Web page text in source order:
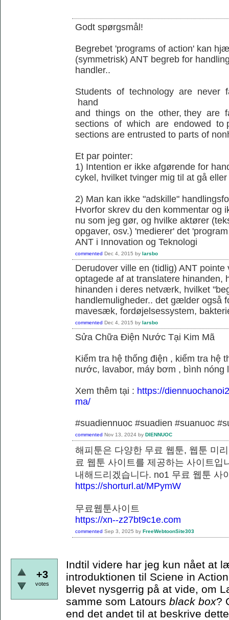
Godt spørgsmål!
Begrebet 'programs of action' kan
(symmetrisk) ANT begreb for
handler..
Students of technology are never
hand
and things on the other, they are
sections of which are endowed to
sections are entrusted to parts of
Et par pointer:
1) Intention er ikke afgørende for
cykel, hvilket tvinger mig til at gå
2) Man kan ikke "adskille"
Hvorfor skrev du den kommentar og
nu som jeg gør, og hvilke aktører
opgaver, osv.) 'medierer' det
ANT i Innovation og Teknologi
commented Dec 4, 2015 by larsbo
Derudover ville en (tidlig) ANT
optagede af at translatere hinanden,
hinanden i deres netværk, hvilket
handlemuligheder.. det gælder også
mavesæk, fordøjelsessystem,
commented Dec 4, 2015 by larsbo
Sửa Chữa Điện Nước Tại Kim Mã
Kiểm tra hệ thống điện , kiểm tra hệ
nước, lavabor, máy bơm , bình nóng
Xem thêm tại : https://
ma/
#suadiennuoc #suadien #suanuoc
commented Nov 13, 2024 by DIENNUOC
해피툰은 다양한 무료 웹툰, 웹툰 미
료 웹툰 사이트를 제공하는 사이트
내해드리겠습니다. no1 무료 웹
https://shorturl.at/MPymW
무료웹툰사이트
https://xn--z27bt9c1e.com
commented Sep 3, 2025 by FreeWebtoonSite303
+3
votes
Indtil videre har jeg kun nået at
introduktionen til Sciene in
blevet nysgerrig på at vide, om
samme som Latours black box?
end det andet til at beskrive